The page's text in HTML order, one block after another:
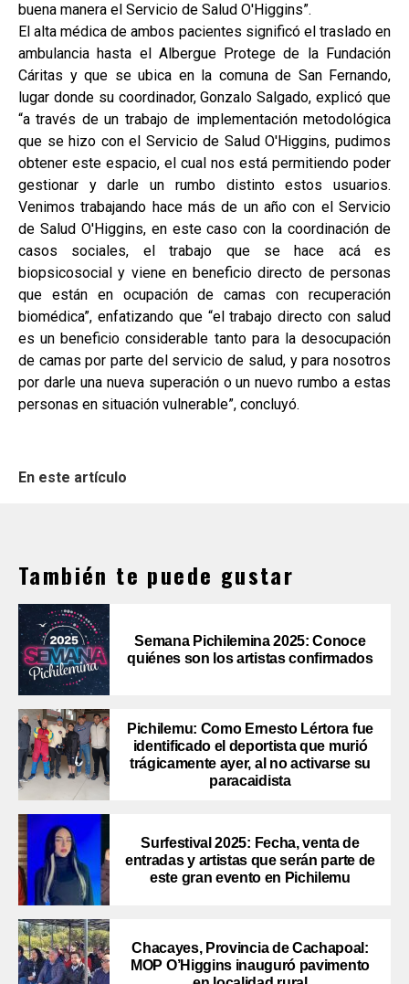
buena manera el Servicio de Salud O'Higgins”.
El alta médica de ambos pacientes significó el traslado en
ambulancia hasta el Albergue Protege de la Fundación
Cáritas y que se ubica en la comuna de San Fernando,
lugar donde su coordinador, Gonzalo Salgado, explicó que
“a través de un trabajo de implementación metodológica
que se hizo con el Servicio de Salud O'Higgins, pudimos
obtener este espacio, el cual nos está permitiendo poder
gestionar y darle un rumbo distinto estos usuarios.
Venimos trabajando hace más de un año con el Servicio
de Salud O'Higgins, en este caso con la coordinación de
casos sociales, el trabajo que se hace acá es
biopsicosocial y viene en beneficio directo de personas
que están en ocupación de camas con recuperación
biomédica”, enfatizando que “el trabajo directo con salud
es un beneficio considerable tanto para la desocupación
de camas por parte del servicio de salud, y para nosotros
por darle una nueva superación o un nuevo rumbo a estas
personas en situación vulnerable”, concluyó.
En este artículo
También te puede gustar
Semana Pichilemina 2025: Conoce
quiénes son los artistas confirmados
Pichilemu: Como Ernesto Lértora fue
identificado el deportista que murió
trágicamente ayer, al no activarse su
paracaidista
Surfestival 2025: Fecha, venta de
entradas y artistas que serán parte de
este gran evento en Pichilemu
Chacayes, Provincia de Cachapoal:
MOP O’Higgins inauguró pavimento